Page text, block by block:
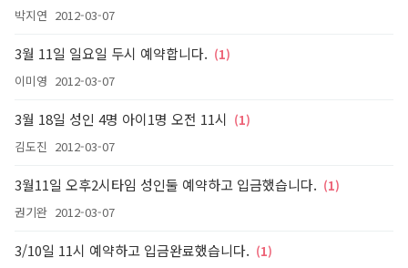
박지연 2012-03-07
3월 11일 일요일 두시 예약합니다. (1)
이미영 2012-03-07
3월 18일 성인 4명 아이1명 오전 11시 (1)
김도진 2012-03-07
3월11일 오후2시타임 성인둘 예약하고 입금했습니다. (1)
권기완 2012-03-07
3/10일 11시 예약하고 입금완료했습니다. (1)